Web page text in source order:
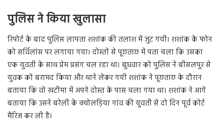
पुलिस ने किया खुलासा
रिपोर्ट के बाद पुलिस लापता शशांक की तलाश में जुट गयी। शशांक के फोन
को सर्विलांस पर लगाया गया। दोस्तों से पूछताछ में पता चला कि उसका
एक युवती के साथ प्रेम प्रसंग चल रहा था। बुधवार को पुलिस ने बीसलपुर से
युवक को बरामद किया और थाने लेकर गयी शशांक ने पूछताछ के दौरान
बताया कि वो खटीमा में अपने दोस्त के पास चला गया था। शशांक ने आगे
बताया कि उसने बरेली के क्योलड़िया गांव की युवती से दो दिन पूर्व कोर्ट
मैरिज कर ली है।